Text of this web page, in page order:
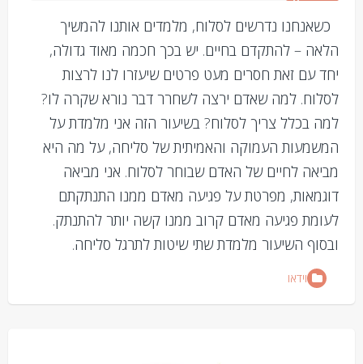
כשאנחנו נדרשים לסלוח, מלמדים אותנו להמשיך
הלאה – להתקדם בחיים. יש בכך חכמה מאוד גדולה,
יחד עם זאת חסרים מעט פרטים שיעזרו לנו לרצות
לסלוח. למה שאדם ירצה לשחרר דבר נורא שקרה לו?
למה בכלל צריך לסלוח? בשיעור הזה אני מלמדת על
המשמעות העמוקה והאמיתית של סליחה, על מה היא
מביאה לחיים של האדם שבוחר לסלוח. אני מביאה
דוגמאות, מפרטת על פגיעה מאדם ממנו התנתקתם
לעומת פגיעה מאדם קרוב ממנו קשה יותר להתנתק.
ובסוף השיעור מלמדת שתי שיטות לתרגל סליחה.
וידאו